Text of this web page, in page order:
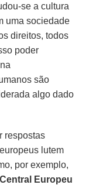
se a cultura
uma sociedade
direitos, todos
poder
são
algo dado
respostas
lutem
por exemplo,
Europeu